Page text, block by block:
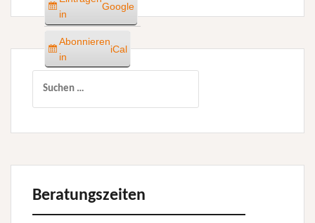
in
Google
Abonnieren
in
iCal
Beratungszeiten